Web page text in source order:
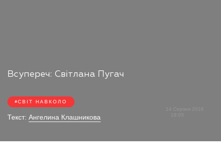
Всупереч: Світлана Пугач
СВІТ НАВКОЛО
Текст: Ангелина Клашникова